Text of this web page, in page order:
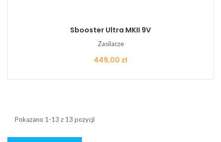
Sbooster Ultra MKII 9V
Zasilacze
Cena
449,00 zł
Pokazano 1-13 z 13 pozycji